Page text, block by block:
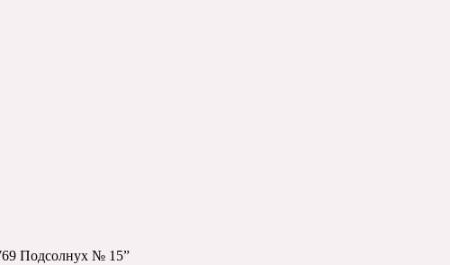
Подсолнух № 15”